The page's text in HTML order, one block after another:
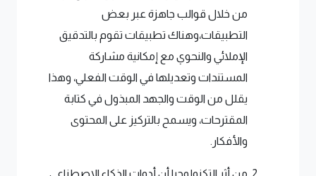
من خلال قوالب جاهزة عبر بعض
التطبيقات،وهناك تطبيقات تقوم بالتدقيق
الإملائي والنحوي مع إمكانية مشاركة
المستندات وتعديلها في الوقت الفعلي، وهذا
يقلل من الوقت والجهد المبذول في كتابة
المقترحات، ويسمح بالتركيز على المحتوى
والأفكار.
من أثر التكنولوجيا أن أدوات الذكاء الاصطناعي